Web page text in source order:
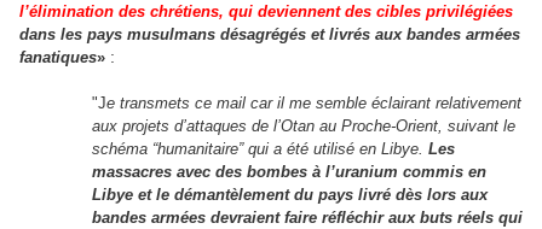
l’élimination des chrétiens, qui deviennent des cibles privilégiées
dans les pays musulmans désagrégés et livrés aux bandes armées
fanatiques» :
"Je transmets ce mail car il me semble éclairant relativement
aux projets d’attaques de l’Otan au Proche-Orient, suivant le
schéma “humanitaire” qui a été utilisé en Libye. Les
massacres avec des bombes à l’uranium commis en
Libye et le démantèlement du pays livré dès lors aux
bandes armées devraient faire réfléchir aux buts réels qui